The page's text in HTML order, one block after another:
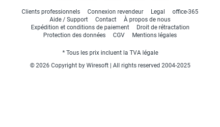
Clients professionnels Connexion revendeur Legal
office-365
Aide / Support
Contact
À propos de nous
Expédition et conditions de paiement
Droit de rétractation
Protection des données
CGV Mentions légales
* Tous les prix incluent la TVA légale
© 2026 Copyright by Wiresoft | All rights reserved 2004-2025